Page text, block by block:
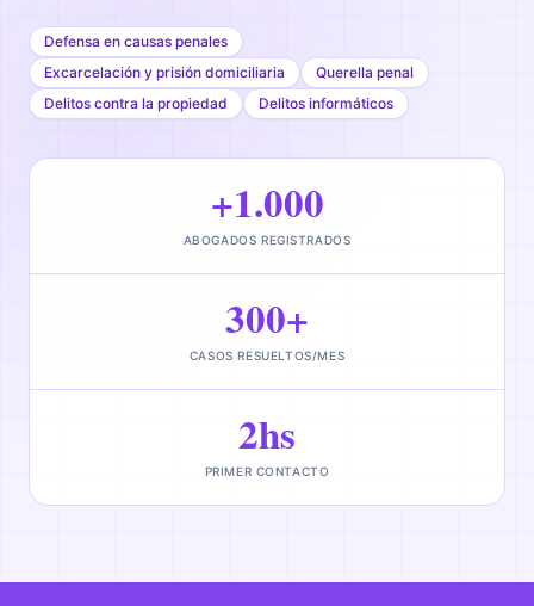
Defensa en causas penales
Excarcelación y prisión domiciliaria
Querella penal
Delitos contra la propiedad
Delitos informáticos
+1.000
ABOGADOS REGISTRADOS
300+
CASOS RESUELTOS/MES
2hs
PRIMER CONTACTO